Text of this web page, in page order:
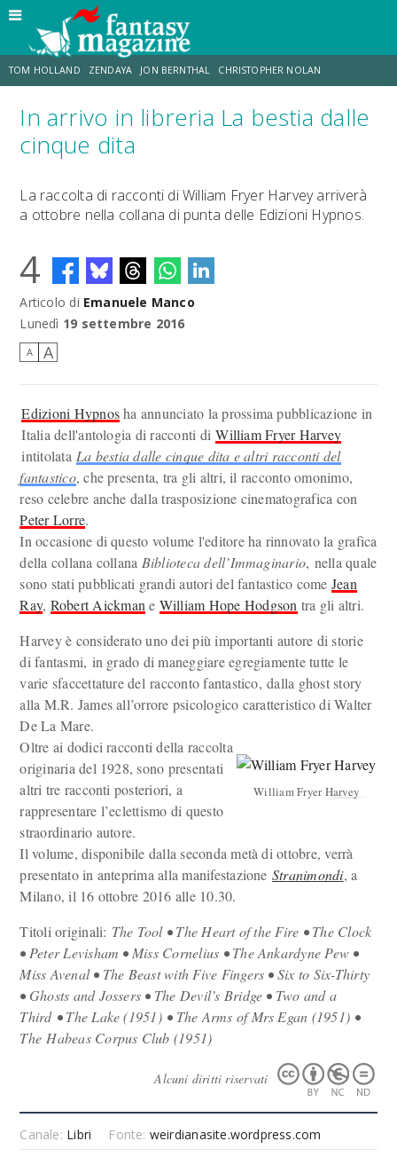
TOM HOLLAND ZENDAYA JON BERNTHAL CHRISTOPHER NOLAN
STRANIMONDI LUCCA COMICS & GAMES ODISSEA MARK RUFFALO
In arrivo in libreria La bestia dalle
cinque dita
La raccolta di racconti di William Fryer Harvey arriverà
a ottobre nella collana di punta delle Edizioni Hypnos.
4
Articolo di Emanuele Manco
Lunedì 19 settembre 2016
A A
Edizioni Hypnosha annunciato la prossima pubblicazione in
Italia dell'antologia di racconti diWilliam Fryer Harvey
intitolata La bestia dalle cinque dita e altri racconti del
fantastico, che presenta, tra gli altri, il racconto omonimo,
reso celebre anche dalla trasposizione cinematografica con
Peter Lorre.
In occasione di questo volume l'editore ha rinnovato la grafica
della collana collana Biblioteca dell’Immaginario, nella quale
sono stati pubblicati grandi autori del fantastico come Jean
Ray, Robert Aickman e William Hope Hodgson tra gli altri.
Harvey è considerato uno dei più importanti autore di storie
di fantasmi, in grado di maneggiare egregiamente tutte le
varie sfaccettature del racconto fantastico, dalla ghost story
alla M.R. James all’orrore psicologico caratteristico di Walter
De La Mare.
William Fryer Harvey
Oltre ai dodici racconti della raccolta
originaria del 1928, sono presentati
altri tre racconti posteriori, a
rappresentare l’eclettismo di questo
straordinario autore.
Il volume, disponibile dalla seconda metà di ottobre, verrà
presentato in anteprima alla manifestazione Stranimondi, a
Milano, il 16 ottobre 2016 alle 10.30.
Titoli originali: The Tool • The Heart of the Fire • The Clock
• Peter Levisham • Miss Cornelius • The Ankardyne Pew •
Miss Avenal • The Beast with Five Fingers • Six to Six-Thirty
• Ghosts and Jossers • The Devil’s Bridge • Two and a
Third • The Lake (1951) • The Arms of Mrs Egan (1951) •
The Habeas Corpus Club (1951)
Alcuni diritti riservati
Canale: Libri Fonte: weirdianasite.wordpress.com